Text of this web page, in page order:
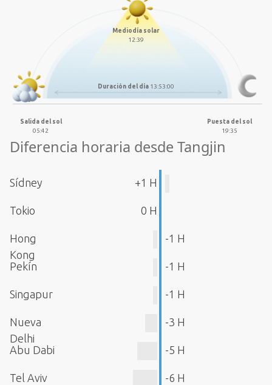
Mediodía solar
12:39
Duración del día 13:53:00
Salida del sol
05:42
Puesta del sol
19:35
Diferencia horaria desde Tangjin
Sídney +1 H
Tokio 0 H
Hong
Kong
-1 H
Pekín -1 H
Singapur -1 H
Nueva
Delhi
-3 H
Abu Dabi -5 H
Tel Aviv -6 H